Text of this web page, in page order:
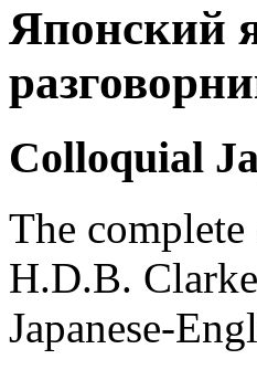
Японский
Colloquial
The
H.D.B.
Japanese-